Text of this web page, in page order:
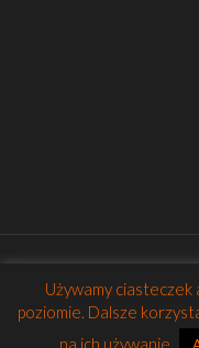
Używamy ciasteczek
poziomie. Dalsze
na ich używanie.